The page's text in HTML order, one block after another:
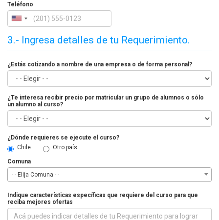
Teléfono
3.- Ingresa detalles de tu Requerimiento.
¿Estás cotizando a nombre de una empresa o de forma personal?
¿Te interesa recibir precio por matricular un grupo de alumnos o sólo
un alumno al curso?
¿Dónde requieres se ejecute el curso?
Chile
Otro país
Comuna
- - Elija Comuna - -
Indique características específicas que requiere del curso para que
reciba mejores ofertas